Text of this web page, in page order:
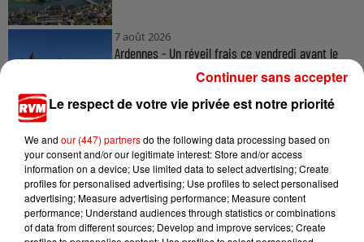
7 août 2026
Ardennes - Un réveil frais ce vendredi avant le
retour de la canicule
7 août 2026
Ardennes - Woinic, le plus grand sanglier du
monde, fête ses 18 ans
Le respect de votre vie privée est notre priorité
We and our (447) partnersdo the following data processing based on
your consent and/or our legitimate interest: Store and/or access
information on a device; Use limited data to select advertising; Create
profiles for personalised advertising; Use profiles to select personalised
advertising; Measure advertising performance; Measure content
performance; Understand audiences through statistics or combinations
of data from different sources; Develop and improve services; Create
Continuer sans accepter